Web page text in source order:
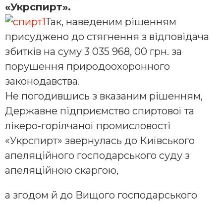
«Укрспирт».
Так, наведеним рішенням
присуджено до стягнення з відповідача
збитків на суму 3 035 968, 00 грн. за
порушення природоохоронного
законодавства.
Не погодившись з вказаним рішенням,
Державне підприємство спиртової та
лікеро-горілчаної промисловості
«Укрспирт» звернулась до Київського
апеляційного господарського суду з
апеляційною скаргою,
а згодом й до Вищого господарського